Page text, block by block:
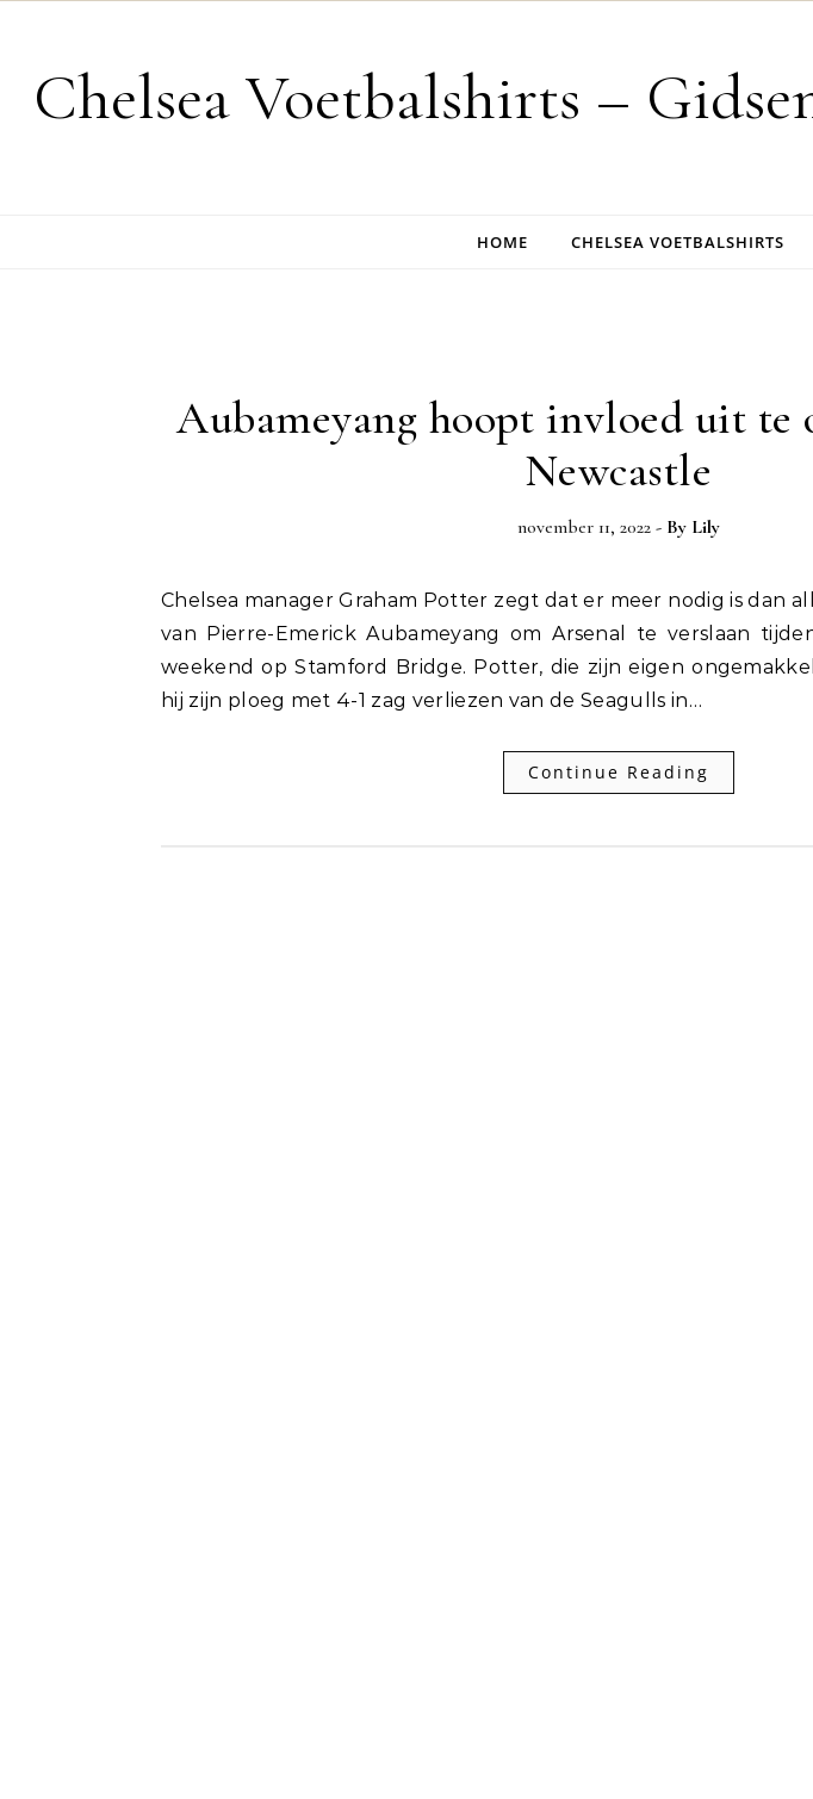
Chelsea Voetbalshirts –
HOME CHELSEA VOETBALSHIRTS
Aubameyang hoopt invloed uit te
Newcastle
november 11, 2022 - By Lily
Chelsea manager Graham Potter zegt dat er meer nodig is dan alleen de brandende prikkel
van Pierre-Emerick Aubameyang om Arsenal te verslaan
weekend op Stamford Bridge. Potter, die zijn eigen
hij zijn ploeg met 4-1 zag verliezen van de Seagulls in…
Continue Reading